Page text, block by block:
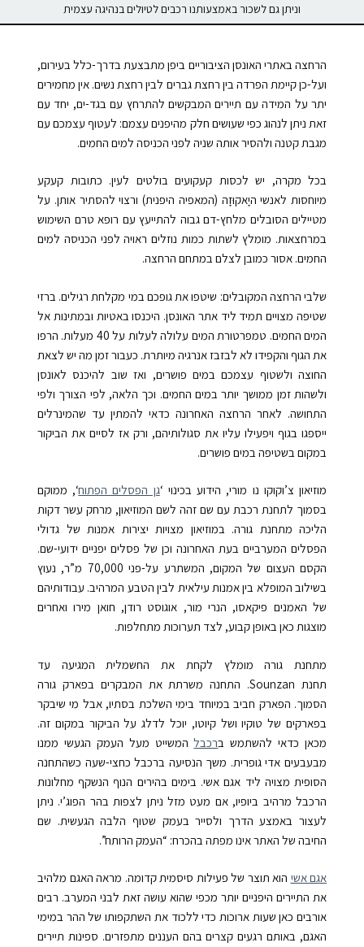
וניתן גם לשכור באמצעותנו רכבים לטיולים בנהיגה עצמית
הרחצה באתרי האונסן הציבוריים ביפן מתבצעת בדרך-כלל בעירום,
ועל-כן קיימת הפרדה בין רחצת גברים לבין רחצת נשים. אין מחמירים
יתר על המידה עם תיירים המבקשים להתרחץ עם בגד-ים, יחד עם
זאת ניתן לנהוג כפי שעושים חלק מהיפנים עצמם: לעטוף עצמכם עם
מגבת קטנה ולהסיר אותה שניה לפני הכניסה למים החמים.
בכל מקרה, יש לכסות קעקועים בולטים לעין. כתובות קעקע
מיוחסות לאנשי היָאקוּזָה (המאפיה היפנית) ורצוי להסתיר אותן. על
מטיילים הסובלים מלחץ-דם גבוה להתייעץ עם רופא טרם השימוש
במרחצאות. מומלץ לשתות כמות נוזלים ראויה לפני הכניסה למים
החמים. אסור כמובן לצלם במתחם הרחצה.
שלבי הרחצה המקובלים: שיטפו את גופכם במי מקלחת רגילים. ברזי
שטיפה מצויים תמיד ליד אתר האונסן. היכנסו באטיות ובמתינות אל
המים החמים. טמפרטורת המים עלולה לעלות על 40 מעלות. הרפו
את הגוף והקפידו לא לבזבז אנרגיה מיותרת. כעבור זמן מה יש לצאת
החוצה ולשטוף עצמכם במים פושרים, ואז שוב להיכנס לאונסן
ולשהות זמן ממושך יותר במים החמים. וכך הלאה, לפי הצורך ולפי
התחושה. לאחר הרחצה האחרונה כדאי להמתין עד שהמינרלים
ייספגו בגוף ויפעילו עליו את סגולותיהם, ורק אז לסיים את הביקור
במקום בשטיפה במים פושרים.
מוזיאון צ’וקוקו נו מורי, הידוע בכינוי ‘גן הפסלים הפתוח‘, ממוקם
בסמוך לתחנת רכבת עם שם זהה לשם המוזיאון, מרחק עשר דקות
הליכה מתחנת גורה. במוזיאון מצויות יצירות אמנות של גדולי
הפסלים המערביים בעת האחרונה וכן של פסלים יפניים ידועי-שם.
הקסם העצום של המקום, המשתרע על-פני 70,000 מ”ר, נעוץ
בשילוב המופלא בין אמנות עילאית לבין הטבע המרהיב. עבודותיהם
של האמנים פיקאסו, הנרי מור, אוגוסט רודן, חואן מירו ואחרים
מוצגות כאן באופן קבוע, לצד תערוכות מתחלפות.
מתחנת גורה מומלץ לקחת את החשמלית המגיעה עד
תחנת Sounzan. התחנה משרתת את המבקרים בפארק גורה
הסמוך. הפארק חביב במיוחד בימי השלכת בסתיו, אבל מי שיבקר
בפארקים של טוקיו ושל קיוטו, יוכל לדלג על הביקור במקום זה.
מכאן כדאי להשתמש ברכבלהמשייט מעל העמק הגעשי ממנו
מבעבעים אדי גופרית. משך הנסיעה ברכבל כחצי-שעה כשהתחנה
הסופית מצויה ליד אגם אשי. בימים בהירים הנוף הנשקף מחלונות
הרכבל מרהיב ביופיו, אם מעט מזל ניתן לצפות בהר הפוג’י. ניתן
לעצור באמצע הדרך ולסייר בעמק שטוף הלבה הגעשית. שם
החיבה של האתר אינו מפתה בהכרח: “העמק הרותח”.
אגם אשי הוא תוצר של פעילות סיסמית קדומה. מראה האגם מלהיב
את התיירים היפניים יותר מכפי שהוא עושה זאת לבני המערב. רבים
אורבים כאן שעות ארוכות כדי ללכוד את השתקפותו של ההר במימי
האגם, באותם רגעים קצרים בהם העננים מתפזרים. ספינות תיירים